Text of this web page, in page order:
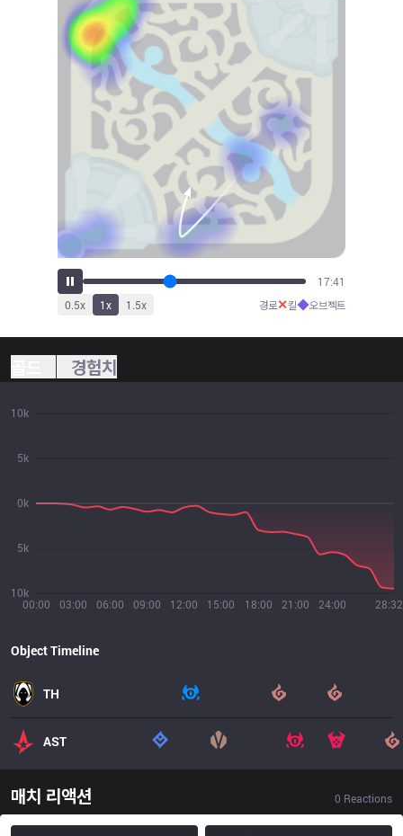
19:38
0.5x 1x 1.5x 경로✕킬◆오브젝트
경험치
00:00 03:00 06:00 09:00 12:00 15:00 18:00 21:00 24:00 28:32
10k
5k
0k
5k
10k
Object Timeline
TH
AST
매치 리액션 0 Reactions